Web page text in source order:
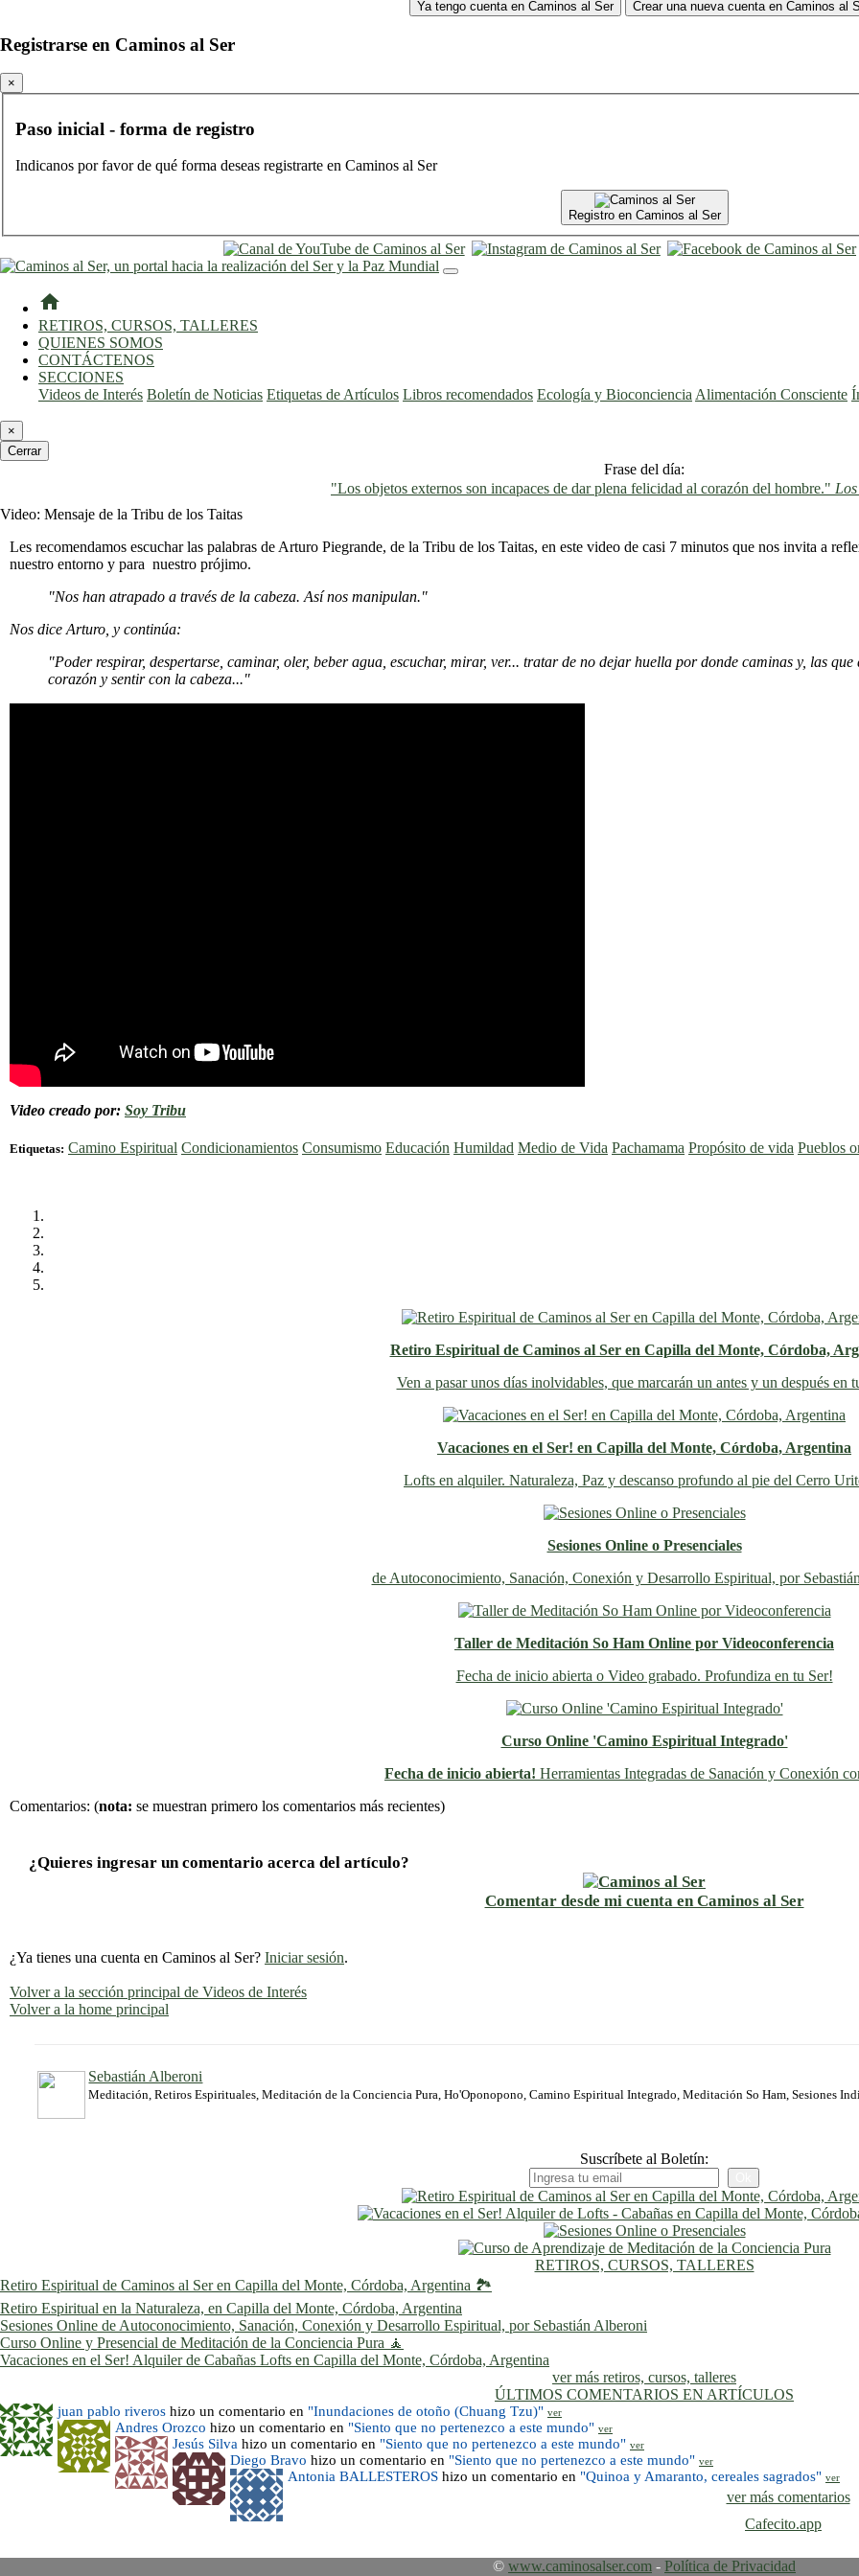
Ya tengo cuenta en Caminos al Ser Crear una nueva cuenta en Caminos al
Registrarse en Caminos al Ser
×
Paso inicial - forma de registro
Indicanos por favor de qué forma deseas registrarte en Caminos al Ser
Registro en Caminos al Ser
home
RETIROS, CURSOS, TALLERES
QUIENES SOMOS
CONTÁCTENOS
SECCIONES
Videos de Interés Boletín de Noticias Etiquetas de Artículos Libros recomendados Ecología y Bioconciencia Alimentación Consciente
×
Cerrar
Frase del día:
"Los objetos externos son incapaces de dar plena felicidad al corazón del hombre."
Video: Mensaje de la Tribu de los Taitas
Les recomendamos escuchar las palabras de Arturo Piegrande, de la Tribu de los Taitas, en este video de casi 7 minutos que nos invita a
nuestro entorno y para nuestro prójimo.
"Nos han atrapado a través de la cabeza. Así nos manipulan."
Nos dice Arturo, y continúa:
"Poder respirar, despertarse, caminar, oler, beber agua, escuchar, mirar, ver... tratar de no dejar huella por donde caminas y, las
corazón y sentir con la cabeza..."
Video creado por: Soy Tribu
Etiquetas: Camino Espiritual Condicionamientos Consumismo Educación Humildad Medio de Vida Pachamama Propósito de vida Pueblos
Retiro Espiritual de Caminos al Ser en Capilla del Monte, Córdoba,
Ven a pasar unos días inolvidables, que marcarán un antes y un después en
Vacaciones en el Ser! en Capilla del Monte, Córdoba, Argentina
Lofts en alquiler. Naturaleza, Paz y descanso profundo al pie del Cerro
Sesiones Online o Presenciales
de Autoconocimiento, Sanación, Conexión y Desarrollo Espiritual, por
Taller de Meditación So Ham Online por Videoconferencia
Fecha de inicio abierta o Video grabado. Profundiza en tu Ser!
Curso Online 'Camino Espiritual Integrado'
Fecha de inicio abierta! Herramientas Integradas de Sanación y Conexión
Comentarios: (nota: se muestran primero los comentarios más recientes)
¿Quieres ingresar un comentario acerca del artículo?
Comentar desde mi cuenta en Caminos al Ser
¿Ya tienes una cuenta en Caminos al Ser? Iniciar sesión.
Volver a la sección principal de Videos de Interés
Volver a la home principal
Sebastián Alberoni
Meditación, Retiros Espirituales, Meditación de la Conciencia Pura, Ho'Oponopono, Camino Espiritual Integrado, Meditación So Ham, Sesiones
Suscríbete al Boletín:
RETIROS, CURSOS, TALLERES
Retiro Espiritual de Caminos al Ser en Capilla del Monte, Córdoba, Argentina 🏞️
Retiro Espiritual en la Naturaleza, en Capilla del Monte, Córdoba, Argentina
Sesiones Online de Autoconocimiento, Sanación, Conexión y Desarrollo Espiritual, por Sebastián Alberoni
Curso Online y Presencial de Meditación de la Conciencia Pura 🧘
Vacaciones en el Ser! Alquiler de Cabañas Lofts en Capilla del Monte, Córdoba, Argentina
ver más retiros, cursos, talleres
ÚLTIMOS COMENTARIOS EN ARTÍCULOS
juan pablo riveros hizo un comentario en "Inundaciones de otoño (Chuang Tzu)" ver
Andres Orozco hizo un comentario en "Siento que no pertenezco a este mundo" ver
Jesús Silva hizo un comentario en "Siento que no pertenezco a este mundo" ver
Diego Bravo hizo un comentario en "Siento que no pertenezco a este mundo" ver
Antonia BALLESTEROS hizo un comentario en "Quinoa y Amaranto, cereales sagrados" ver
ver más comentarios
Cafecito.app
© www.caminosalser.com - Política de Privacidad